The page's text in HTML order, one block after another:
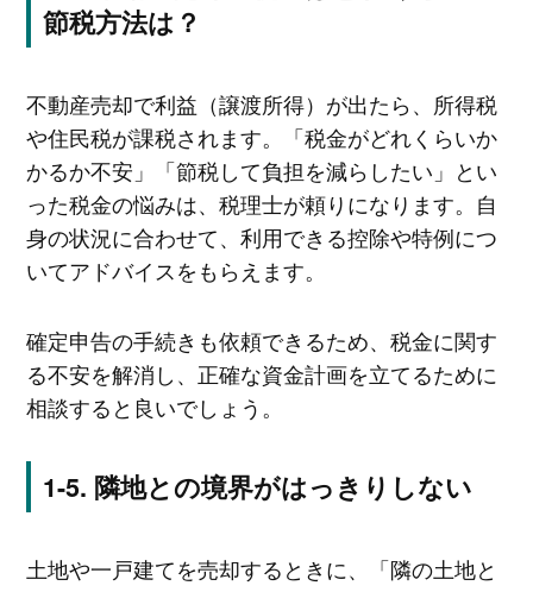
節税方法は？
不動産売却で利益（譲渡所得）が出たら、所得税
や住民税が課税されます。「税金がどれくらいか
かるか不安」「節税して負担を減らしたい」とい
った税金の悩みは、税理士が頼りになります。自
身の状況に合わせて、利用できる控除や特例につ
いてアドバイスをもらえます。
確定申告の手続きも依頼できるため、税金に関す
る不安を解消し、正確な資金計画を立てるために
相談すると良いでしょう。
隣地との境界がはっきりしない
土地や一戸建てを売却するときに、「隣の土地と